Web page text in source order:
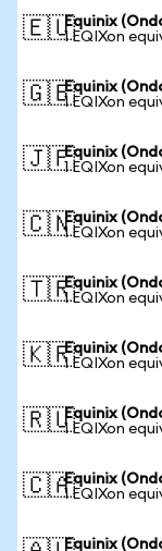
🇪🇺Equinix
1 EQIXon
🇬🇧Equinix
1 EQIXon
🇯🇵Equinix
1 EQIXon
🇨🇳Equinix
1 EQIXon
🇹🇷Equinix
1 EQIXon
🇰🇷Equinix
1 EQIXon
🇷🇺Equinix
1 EQIXon
🇨🇦Equinix
1 EQIXon
Equinix